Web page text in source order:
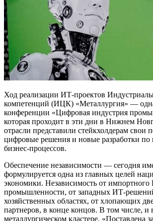
Ход реализации ИТ-проектов
компетенций (ИЦК) «Металлургия» —
конференции «Цифровая индустрия
которая проходит в эти дни в Нижнем
отрасли представили стейкхолдерам свои
цифровые решения и новые разработки по
бизнес-процессов.
Обеспечение независимости — сегодня
формулируется одна из главных целей
экономики. Независимость от
промышленности, от западных ИТ-
хозяйственных областях, от хлопающих
партнеров, в конце концов. В том числе, и
металлургическом кластере. «Поставлена